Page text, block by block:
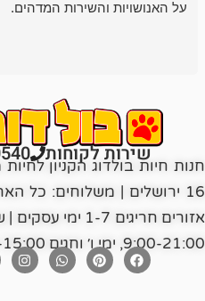
על האנושויות והשירות המדהים.
שירות לקוחות
חנות חיות בולדוג הקניון
אזורים חריגים 1-7
9:00-21:00, ימי ו׳ וחגים 9:00-15:00.